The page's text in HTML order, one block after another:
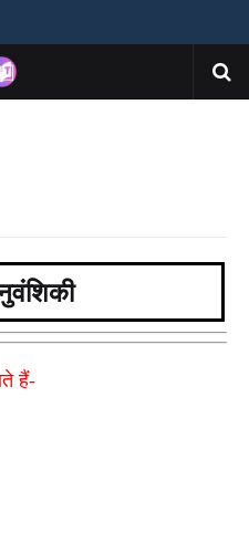
हैं-